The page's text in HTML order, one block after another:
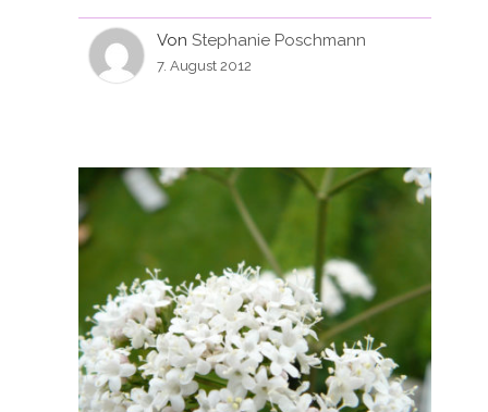
VonStephanie Poschmann
7. August 2012